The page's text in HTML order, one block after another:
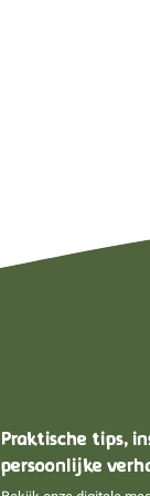
Praktische tips,
persoonlijke